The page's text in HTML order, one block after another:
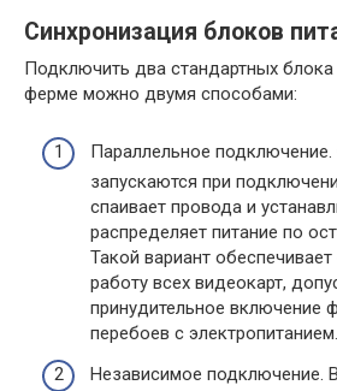
Синхронизация блоков
Подключить два стандартных блока
ферме можно двумя способами:
Параллельное
запускаются при
спаивает провода и
распределяет питание по
Такой вариант
работу всех видеокарт,
принудительное включение
перебоев с электропитанием.
Независимое подключение.